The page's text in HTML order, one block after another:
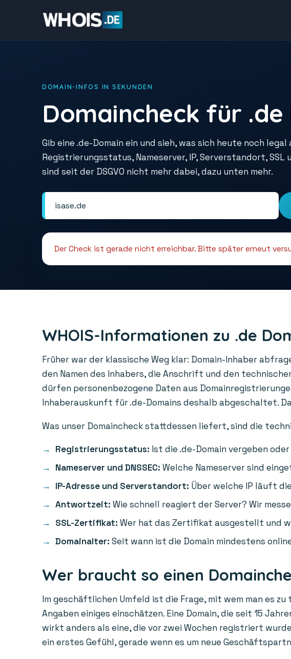
DOMAIN-INFOS IN SEKUNDEN
Domaincheck für .de
Gib eine .de-Domain ein und sieh, was sich heute noch
Registrierungsstatus, Nameserver, IP, Serverstandort, SSL
sind seit der DSGVO nicht mehr dabei, dazu unten mehr.
Der Check ist gerade nicht erreichbar. Bitte später erneut
WHOIS-Informationen zu .de
Früher war der klassische Weg klar: Domain-Inhaber
den Namen des Inhabers, die Anschrift und den
dürfen personenbezogene Daten aus
Inhaberauskunft für .de-Domains deshalb abgeschaltet.
Was unser Domaincheck stattdessen liefert, sind die
Registrierungsstatus: Ist die .de-Domain vergeben
Nameserver und DNSSEC: Welche Nameserver sind
IP-Adresse und Serverstandort: Über welche IP läuft
Antwortzeit: Wie schnell reagiert der Server? Wir
SSL-Zertifikat: Wer hat das Zertifikat ausgestellt und
Domainalter: Seit wann ist die Domain mindestens
Wer braucht so einen
Im geschäftlichen Umfeld ist die Frage, mit wem man es
Angaben einiges einschätzen. Eine Domain, die seit 15
wirkt anders als eine, die vor zwei Wochen registriert
ein erstes Gefühl, gerade wenn es um neue